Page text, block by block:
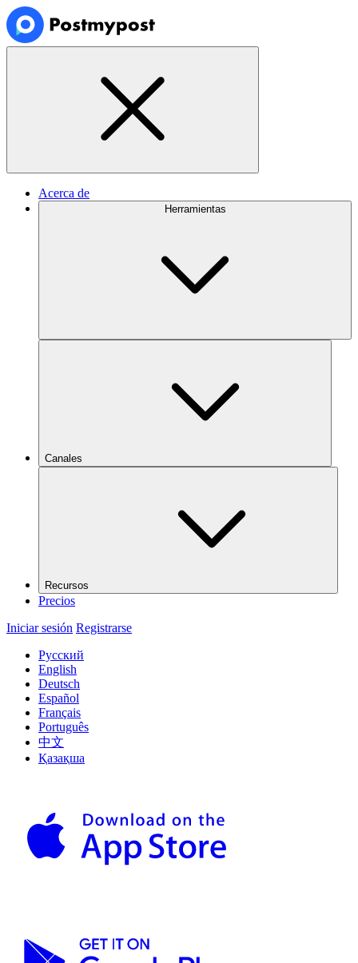
Acerca de
Herramientas
Canales
Recursos
Precios
Iniciar sesión Registrarse
Русский
English
Deutsch
Español
Français
Português
中文
Қазақша